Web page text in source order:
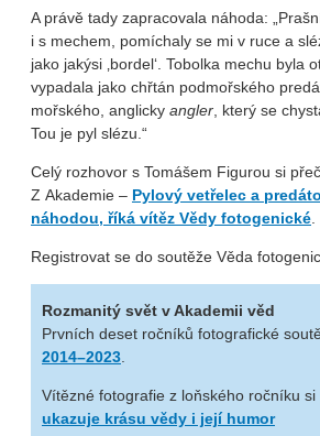
A právě tady zapracovala náhoda:
i s mechem, pomíchaly se mi v ruce a
jako jakýsi ‚bordel‘. Tobolka mechu byla
vypadala jako chřtán podmořského
mořského, anglicky angler , který se
Tou je pyl slézu.“
Celý rozhovor s Tomášem Figurou si
Z Akademie – Pylový vetřelec a
náhodou, říká vítěz Vědy fotogenické
Registrovat se do soutěže Věda
Rozmanitý svět v Akademii věd
Prvních deset ročníků fotografické
2014–2023
Vítězné fotografie z loňského ročníku
ukazuje krásu vědy i její humor